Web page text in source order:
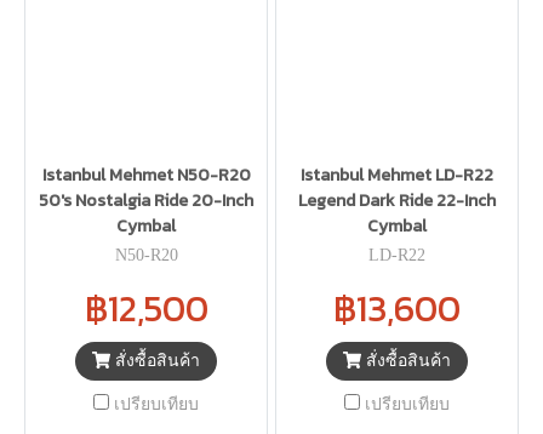
Istanbul Mehmet N50-R20
50's Nostalgia Ride 20-Inch
Cymbal
N50-R20
฿12,500
สั่งซื้อสินค้า
เปรียบเทียบ
Istanbul Mehmet LD-R22
Legend Dark Ride 22-Inch
Cymbal
LD-R22
฿13,600
สั่งซื้อสินค้า
เปรียบเทียบ